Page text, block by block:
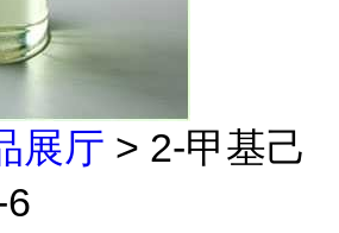
展厅 > 2-甲基己